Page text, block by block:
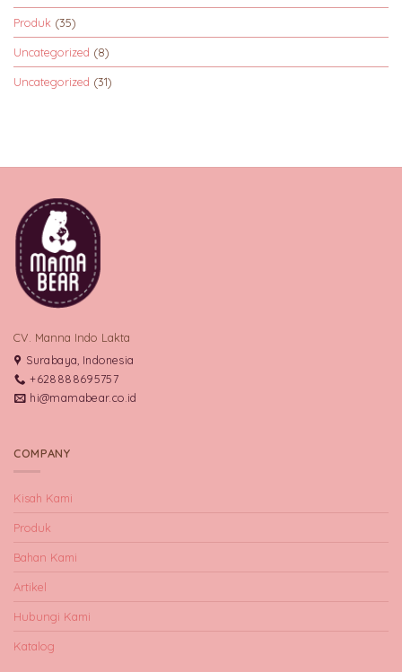
Produk (35)
Uncategorized (8)
Uncategorized (31)
CV. Manna Indo Lakta
Surabaya, Indonesia
+628888695757
hi@mamabear.co.id
COMPANY
Kisah Kami
Produk
Bahan Kami
Artikel
Hubungi Kami
Katalog